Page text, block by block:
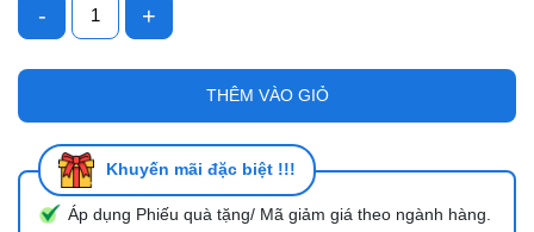
- +
THÊM VÀO GIỎ
Khuyến mãi đặc biệt !!!
Áp dụng Phiếu quà tặng/ Mã giảm giá theo ngành hàng.